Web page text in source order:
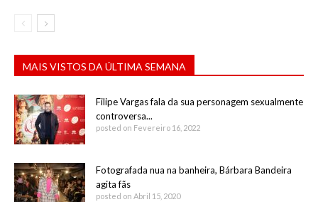
MAIS VISTOS DA ÚLTIMA SEMANA
Filipe Vargas fala da sua personagem sexualmente
controversa...
posted on Fevereiro 16, 2022
Fotografada nua na banheira, Bárbara Bandeira
agita fãs
posted on Abril 15, 2020